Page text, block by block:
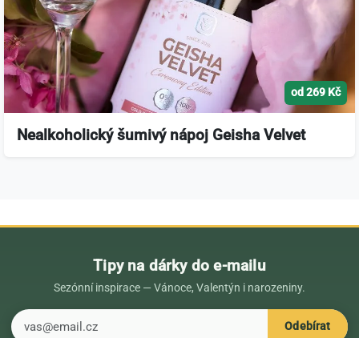
od 269 Kč
Nealkoholický šumivý nápoj Geisha Velvet
Tipy na dárky do e-mailu
Sezónní inspirace — Vánoce, Valentýn i narozeniny.
Odebírat